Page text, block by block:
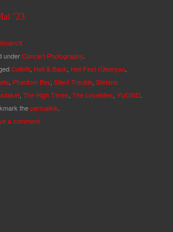
’23
XmarcX
underConcert Photography
Colletti Hell & Back Hell Fest (Überyou
Phantom Bay Silent Trouble Stefano
, The High Times The Lovebites YUGND
thepermalink
a comment